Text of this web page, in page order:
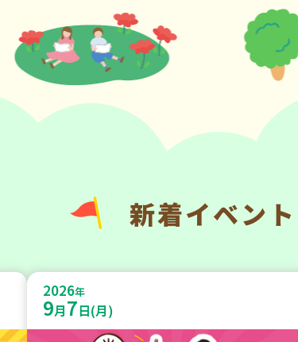
新着イベント
2026年
9月7日(月)